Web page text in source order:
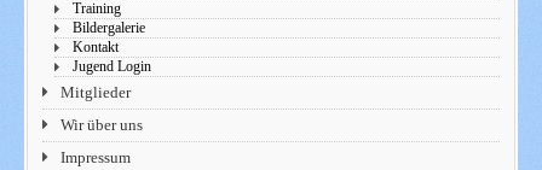
Training
Bildergalerie
Kontakt
Jugend Login
Mitglieder
Wir über uns
Impressum